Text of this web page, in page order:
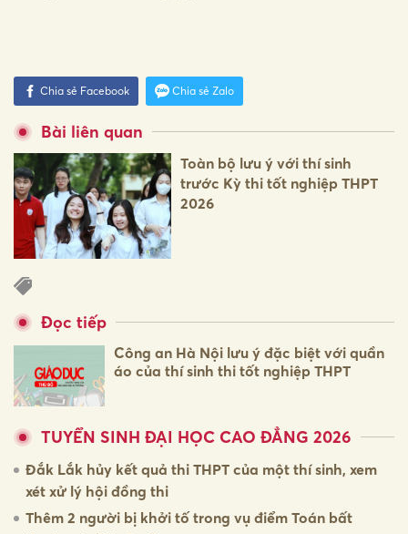
Chia sẻ Facebook Chia sẻ Zalo
Bài liên quan
Toàn bộ lưu ý với thí sinh
trước Kỳ thi tốt nghiệp THPT
2026
Đọc tiếp
Công an Hà Nội lưu ý đặc biệt với quần
áo của thí sinh thi tốt nghiệp THPT
TUYỂN SINH ĐẠI HỌC CAO ĐẲNG 2026
Đắk Lắk hủy kết quả thi THPT của một thí sinh, xem
xét xử lý hội đồng thi
Thêm 2 người bị khởi tố trong vụ điểm Toán bất